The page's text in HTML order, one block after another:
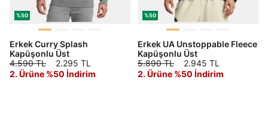
%50
Erkek Curry Splash
Kapüşonlu Üst
4.590 TL
2.295 TL
2. Ürüne %50 İndirim
%50
Erkek UA Unstoppable Fleece
Kapüşonlu Üst
5.890 TL
2.945 TL
2. Ürüne %50 İndirim